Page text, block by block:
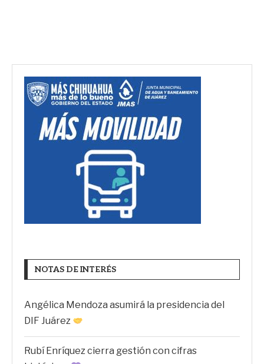
NOTAS DE INTERÉS
Angélica Mendoza asumirá la presidencia del
DIF Juárez
Rubí Enríquez cierra gestión con cifras